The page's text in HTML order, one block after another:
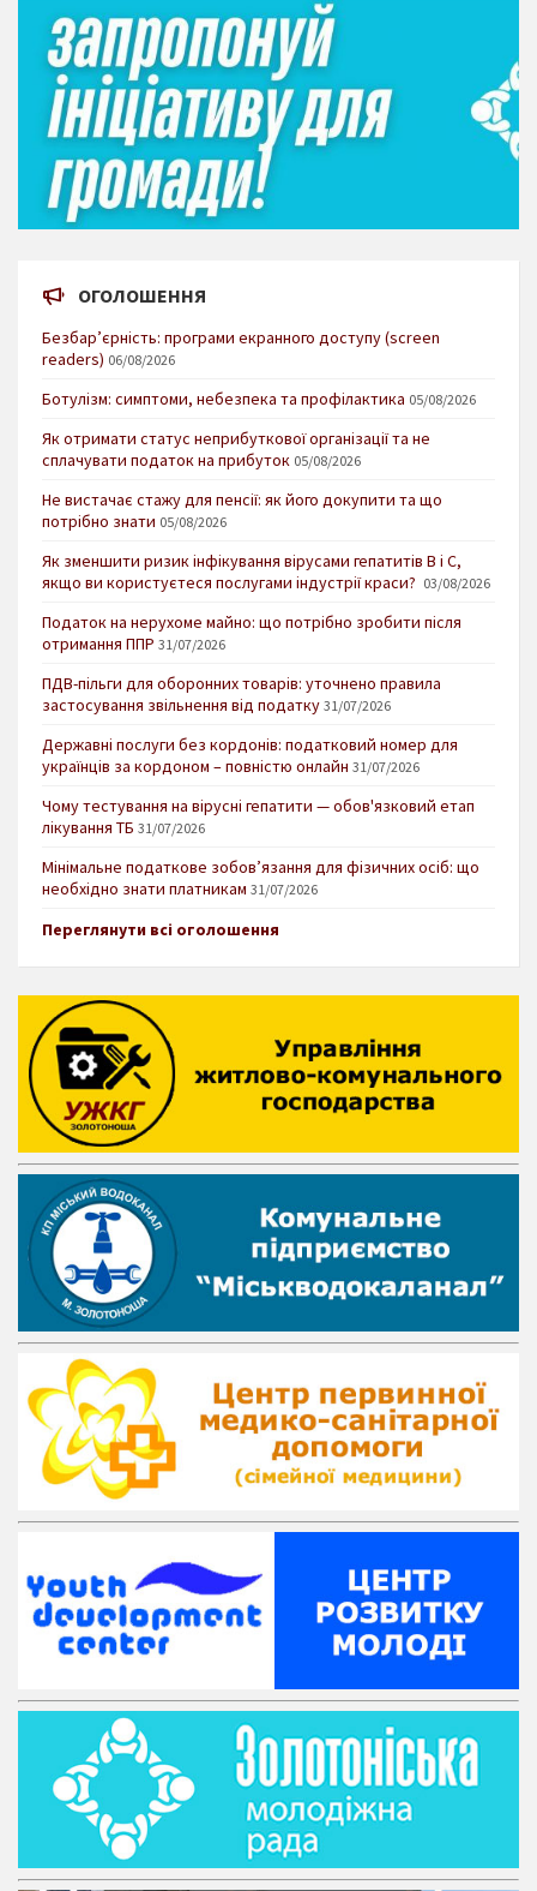
ОГОЛОШЕННЯ
Безбар’єрність: програми екранного доступу (screen
readers) 06/08/2026
Ботулізм: симптоми, небезпека та профілактика 05/08/2026
Як отримати статус неприбуткової організації та не
сплачувати податок на прибуток 05/08/2026
Не вистачає стажу для пенсії: як його докупити та що
потрібно знати 05/08/2026
Як зменшити ризик інфікування вірусами гепатитів В і С,
якщо ви користуєтеся послугами індустрії краси? 03/08/2026
Податок на нерухоме майно: що потрібно зробити після
отримання ППР 31/07/2026
ПДВ-пільги для оборонних товарів: уточнено правила
застосування звільнення від податку 31/07/2026
Державні послуги без кордонів: податковий номер для
українців за кордоном – повністю онлайн 31/07/2026
Чому тестування на вірусні гепатити — обов'язковий етап
лікування ТБ 31/07/2026
Мінімальне податкове зобов’язання для фізичних осіб: що
необхідно знати платникам 31/07/2026
Переглянути всі оголошення